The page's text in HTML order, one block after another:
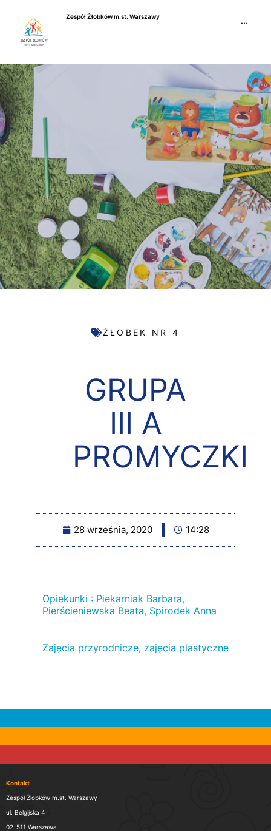
Zespół Żłobków m.st. Warszawy
···
ŻŁOBEK NR 4
GRUPA
III A
PROMYCZKI
28 września, 2020 14:28
Opiekunki : Piekarniak Barbara,
Pierścieniewska Beata, Spirodek Anna
Zajęcia przyrodnicze, zajęcia plastyczne
Kontakt
Zespół Żłobków m.st. Warszawy
ul. Belgijska 4
02-511 Warszawa